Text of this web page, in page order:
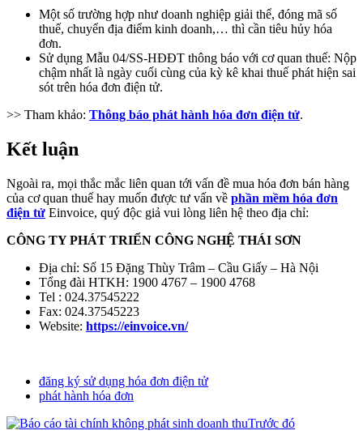
Một số trường hợp như doanh nghiệp giải thể, đóng mã số
thuế, chuyển địa điểm kinh doanh,… thì cần tiêu hủy hóa
đơn.
Sử dụng Mẫu 04/SS-HĐĐT thông báo với cơ quan thuế: Nộp
chậm nhất là ngày cuối cùng của kỳ kê khai thuế phát hiện sai
sót trên hóa đơn điện tử.
>> Tham khảo: Thông báo phát hành hóa đơn điện tử.
Kết luận
Ngoài ra, mọi thắc mắc liên quan tới vấn đề mua hóa đơn bán hàng
của cơ quan thuế hay muốn được tư vấn về phần mềm hóa đơn
điện tử Einvoice, quý độc giả vui lòng liên hệ theo địa chỉ:
CÔNG TY PHÁT TRIỂN CÔNG NGHỆ THÁI SƠN
Địa chỉ: Số 15 Đặng Thùy Trâm – Cầu Giấy – Hà Nội
Tổng đài HTKH: 1900 4767 – 1900 4768
Tel : 024.37545222
Fax: 024.37545223
Website: https://einvoice.vn/
đăng ký sử dụng hóa đơn điện tử
phát hành hóa đơn
Trước đó